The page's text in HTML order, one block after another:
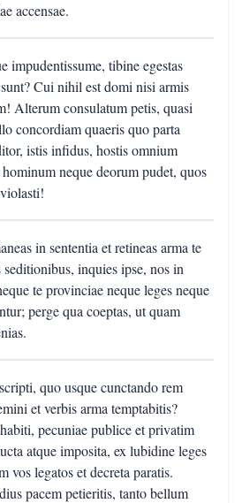
accensae.
impudentissume, tibine egestas
Cui nihil est domi nisi armis
Alterum consulatum petis, quasi
concordiam quaeris quo parta
istis infidus, hostis omnium
neque deorum pudet, quos
in sententia et retineas arma te
inquies ipse, nos in
te provinciae neque leges neque
perge qua coeptas, ut quam
quo usque cunctando rem
et verbis arma temptabitis?
pecuniae publice et privatim
atque imposita, ex lubidine leges
vos legatos et decreta paratis.
pacem petieritis, tanto bellum